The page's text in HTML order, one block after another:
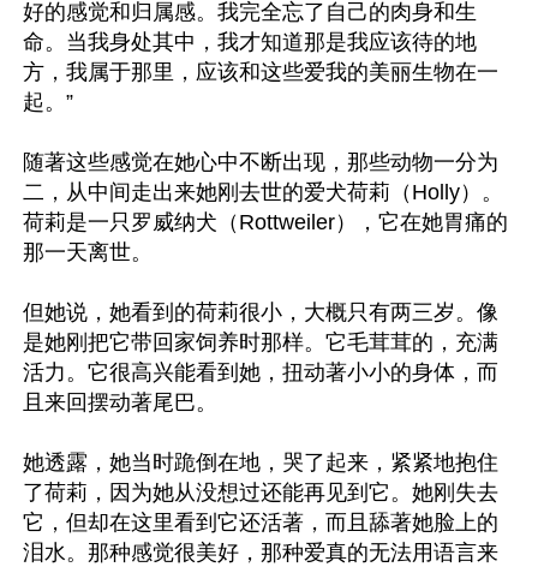
好的感觉和归属感。我完全忘了自己的肉身和生
命。当我身处其中，我才知道那是我应该待的地
方，我属于那里，应该和这些爱我的美丽生物在一
起。”
随著这些感觉在她心中不断出现，那些动物一分为
二，从中间走出来她刚去世的爱犬荷莉（Holly）。
荷莉是一只罗威纳犬（Rottweiler），它在她胃痛的
那一天离世。
但她说，她看到的荷莉很小，大概只有两三岁。像
是她刚把它带回家饲养时那样。它毛茸茸的，充满
活力。它很高兴能看到她，扭动著小小的身体，而
且来回摆动著尾巴。
她透露，她当时跪倒在地，哭了起来，紧紧地抱住
了荷莉，因为她从没想过还能再见到它。她刚失去
它，但却在这里看到它还活著，而且舔著她脸上的
泪水。那种感觉很美好，那种爱真的无法用语言来